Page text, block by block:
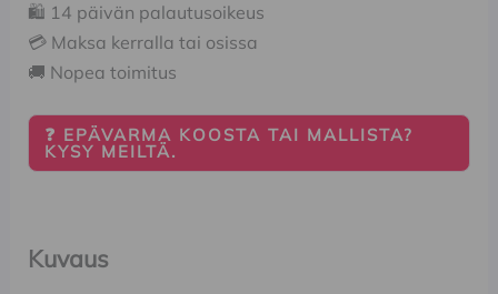
🛍️ 14 päivän palautusoikeus
💳 Maksa kerralla tai osissa
🚚 Nopea toimitus
❓ EPÄVARMA KOOSTA TAI MALLISTA?
KYSY MEILTÄ.
Kuvaus